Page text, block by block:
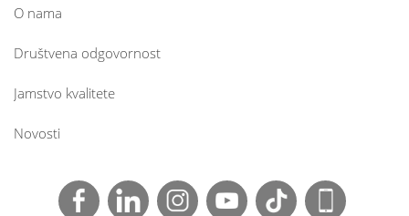
O nama
Društvena odgovornost
Jamstvo kvalitete
Novosti